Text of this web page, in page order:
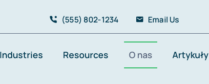
(555) 802-1234 Email Us
Industries Resources O nas Artykuły